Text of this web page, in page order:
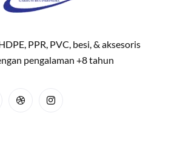
PPR, PVC, besi, & aksesoris
pengalaman +8 tahun